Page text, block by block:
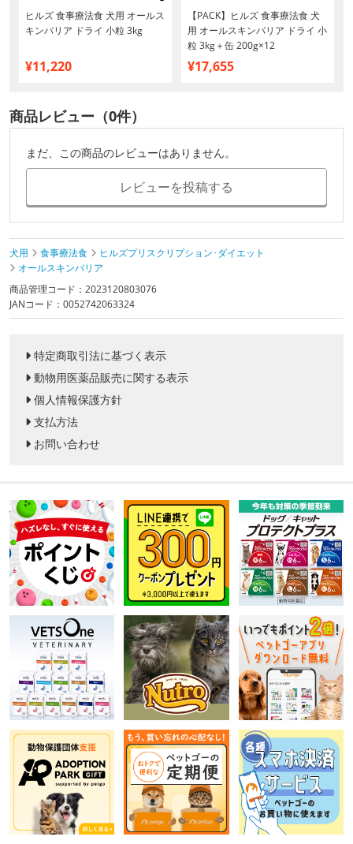
ヒルズ 食事療法食 犬用 オールス
キンバリア ドライ 小粒 3kg
¥11,220
【PACK】ヒルズ 食事療法食 犬
用 オールスキンバリア ドライ 小
粒 3kg＋缶 200g×12
¥17,655
商品レビュー（0件）
まだ、この商品のレビューはありません。
レビューを投稿する
犬用 食事療法食
ヒルズプリスクリプション･ダイエット
オールスキンバリア
商品管理コード：2023120803076
JANコード：0052742063324
特定商取引法に基づく表示
動物用医薬品販売に関する表示
個人情報保護方針
支払方法
お問い合わせ